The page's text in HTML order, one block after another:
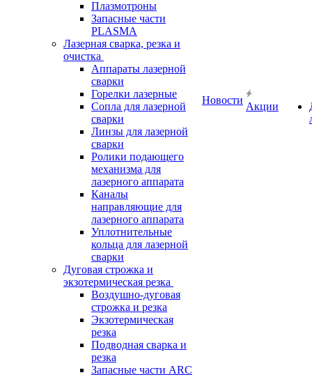
Плазмотроны
Запасные части
PLASMA
Лазерная сварка, резка и
очистка
Аппараты лазерной
сварки
Горелки лазерные
Сопла для лазерной
сварки
Линзы для лазерной
сварки
Ролики подающего
механизма для
лазерного аппарата
Каналы
направляющие для
лазерного аппарата
Уплотнительные
кольца для лазерной
сварки
Дуговая строжка и
экзотермическая резка
Воздушно-дуговая
строжка и резка
Экзотермическая
резка
Подводная сварка и
резка
Запасные части ARC
Новости
Акции